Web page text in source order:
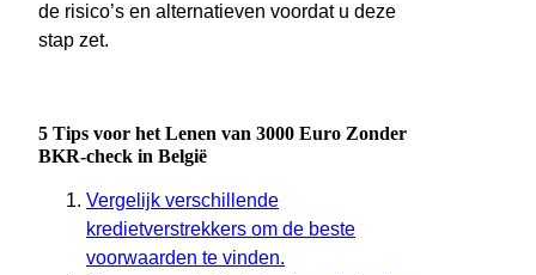
de risico’s en alternatieven voordat u deze
stap zet.
5 Tips voor het Lenen van 3000 Euro Zonder
BKR-check in België
Vergelijk verschillende
kredietverstrekkers om de beste
voorwaarden te vinden.